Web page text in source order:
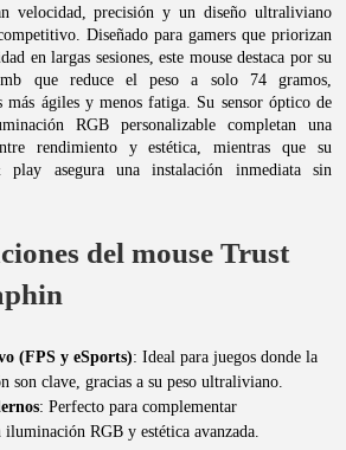
velocidad, precisión y un diseño ultraliviano
Diseñado para gamers que priorizan
en largas sesiones, este mouse destaca por su
que reduce el peso a solo 74 gramos,
ágiles y menos fatiga. Su sensor óptico de
RGB personalizable completan una
rendimiento y estética, mientras que su
asegura una instalación inmediata sin
del mouse Trust
(FPS y eSports): Ideal para juegos donde la
son clave, gracias a su peso ultraliviano.
: Perfecto para complementar
RGB y estética avanzada.